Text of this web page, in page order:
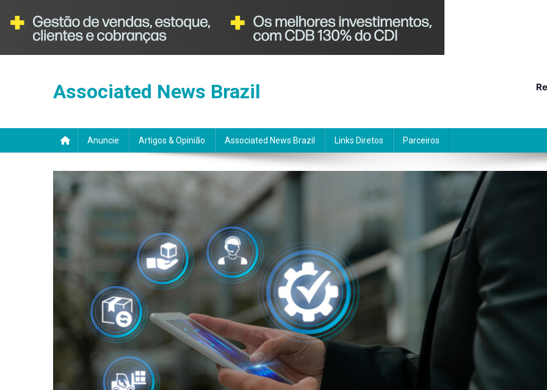
Associated News Brazil
Anuncie Artigos & Opinião Associated News Brazil Links Diretos Parceiros